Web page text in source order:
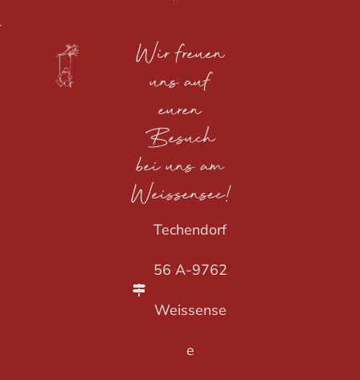
Wir freuen
uns auf
euren
Besuch
bei uns am
Weissensee!
Techendorf
56 A-9762
Weissense
e